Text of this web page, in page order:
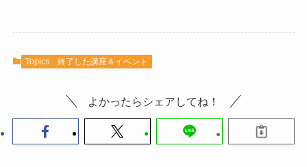
Topics 終了した講座＆イベント
よかったらシェアしてね！